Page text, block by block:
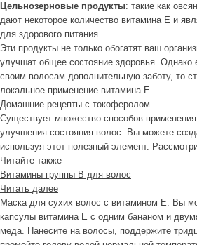
Цельнозерновые продукты: такие как
дают некоторое количество витамина Е и
для здорового питания.
Эти продукты не только обогатят ваш
улучшат общее состояние здоровья. Однако
своим волосам дополнительную заботу, то
локальное применение витамина Е.
Домашние рецепты с токоферолом
Существует множество способов
улучшения состояния волос. Вы можете
используя этот полезный элемент.
Читайте также
Витамины группы В для волос
Читать далее
Маска для сухих волос с витамином Е. Вы
капсулы витамина Е с одним бананом и
меда. Нанесите на волосы, поддержите